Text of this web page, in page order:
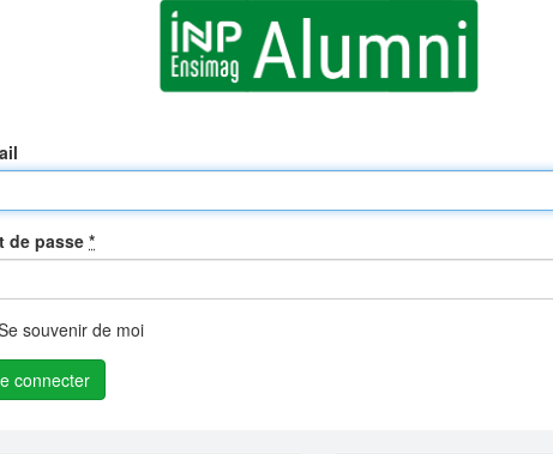
de passe*
souvenir de moi